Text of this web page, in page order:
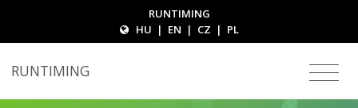
RUNTIMING
HU | EN | CZ | PL
RUNTIMING